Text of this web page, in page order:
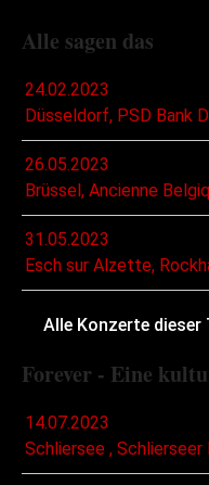
Alle sagen das
24.02.2023
Düsseldorf, PSD Bank
26.05.2023
Brüssel, Ancienne
31.05.2023
Esch sur Alzette,
Alle Konzerte dieser
Forever - Eine
14.07.2023
Schliersee ,